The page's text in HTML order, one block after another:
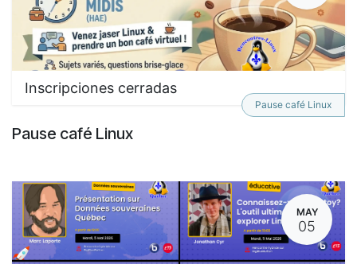
Inscripciones cerradas
Pause café Linux
Pause café Linux
MAY
05